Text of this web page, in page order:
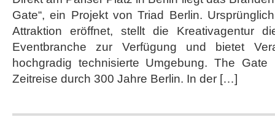
Gate“, ein Projekt von Triad Berlin.
Attraktion eröffnet, stellt die Kreativagentur
Eventbranche zur Verfügung und bietet
hochgradig technisierte Umgebung. The Gate
Zeitreise durch 300 Jahre Berlin. In der […]